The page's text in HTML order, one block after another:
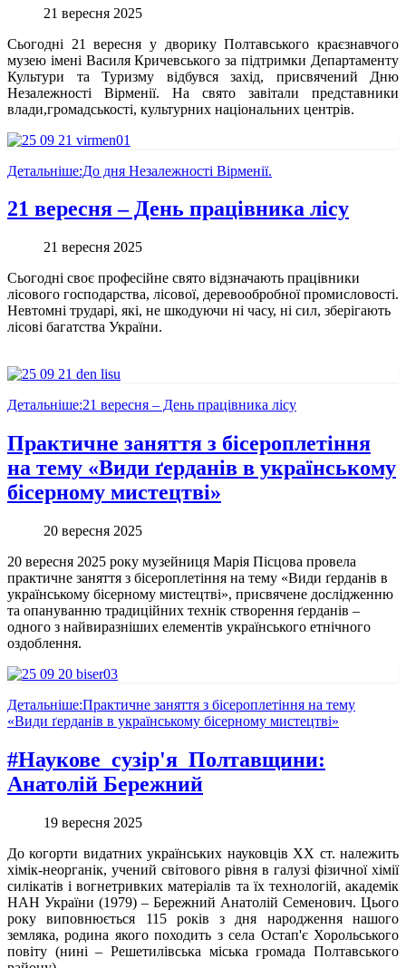
21 вересня 2025
Сьогодні 21 вересня у дворику Полтавського краєзнавчого
музею імені Василя Кричевського за підтримки Департаменту
Культури та Туризму відбувся захід, присвячений Дню
Незалежності Вірменії. На свято завітали представники
влади,громадськості, культурних національних центрів.
Детальніше:До дня Незалежності Вірменії.
21 вересня – День працівника лісу
21 вересня 2025
Сьогодні своє професійне свято відзначають працівники
лісового господарства, лісової, деревообробної промисловості.
Невтомні трударі, які, не шкодуючи ні часу, ні сил, зберігають
лісові багатства України.
Детальніше:21 вересня – День працівника лісу
Практичне заняття з бісероплетіння
на тему «Види ґерданів в українському
бісерному мистецтві»
20 вересня 2025
20 вересня 2025 року музейниця Марія Пісцова провела
практичне заняття з бісероплетіння на тему «Види ґерданів в
українському бісерному мистецтві», присвячене дослідженню
та опануванню традиційних технік створення ґерданів –
одного з найвиразніших елементів українського етнічного
оздоблення.
Детальніше:Практичне заняття з бісероплетіння на тему
«Види ґерданів в українському бісерному мистецтві»
#Наукове_сузір'я_Полтавщини:
Анатолій Бережний
19 вересня 2025
До когорти видатних українських науковців ХХ ст. належить
хімік-неорганік, учений світового рівня в галузі фізичної хімії
силікатів і вогнетривких матеріалів та їх технологій, академік
НАН України (1979) – Бережний Анатолій Семенович. Цього
року виповнюється 115 років з дня народження нашого
земляка, родина якого походить з села Остап'є Хорольського
повіту (нині – Решетилівська міська громада Полтавського